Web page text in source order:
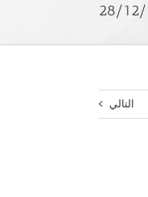
التالي